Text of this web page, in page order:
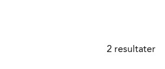
2 resultater